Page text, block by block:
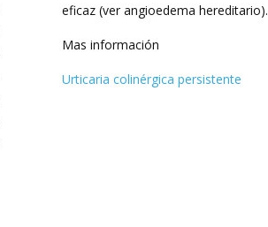
eficaz (ver angioedema hereditario).
Mas información
Urticaria colinérgica persistente